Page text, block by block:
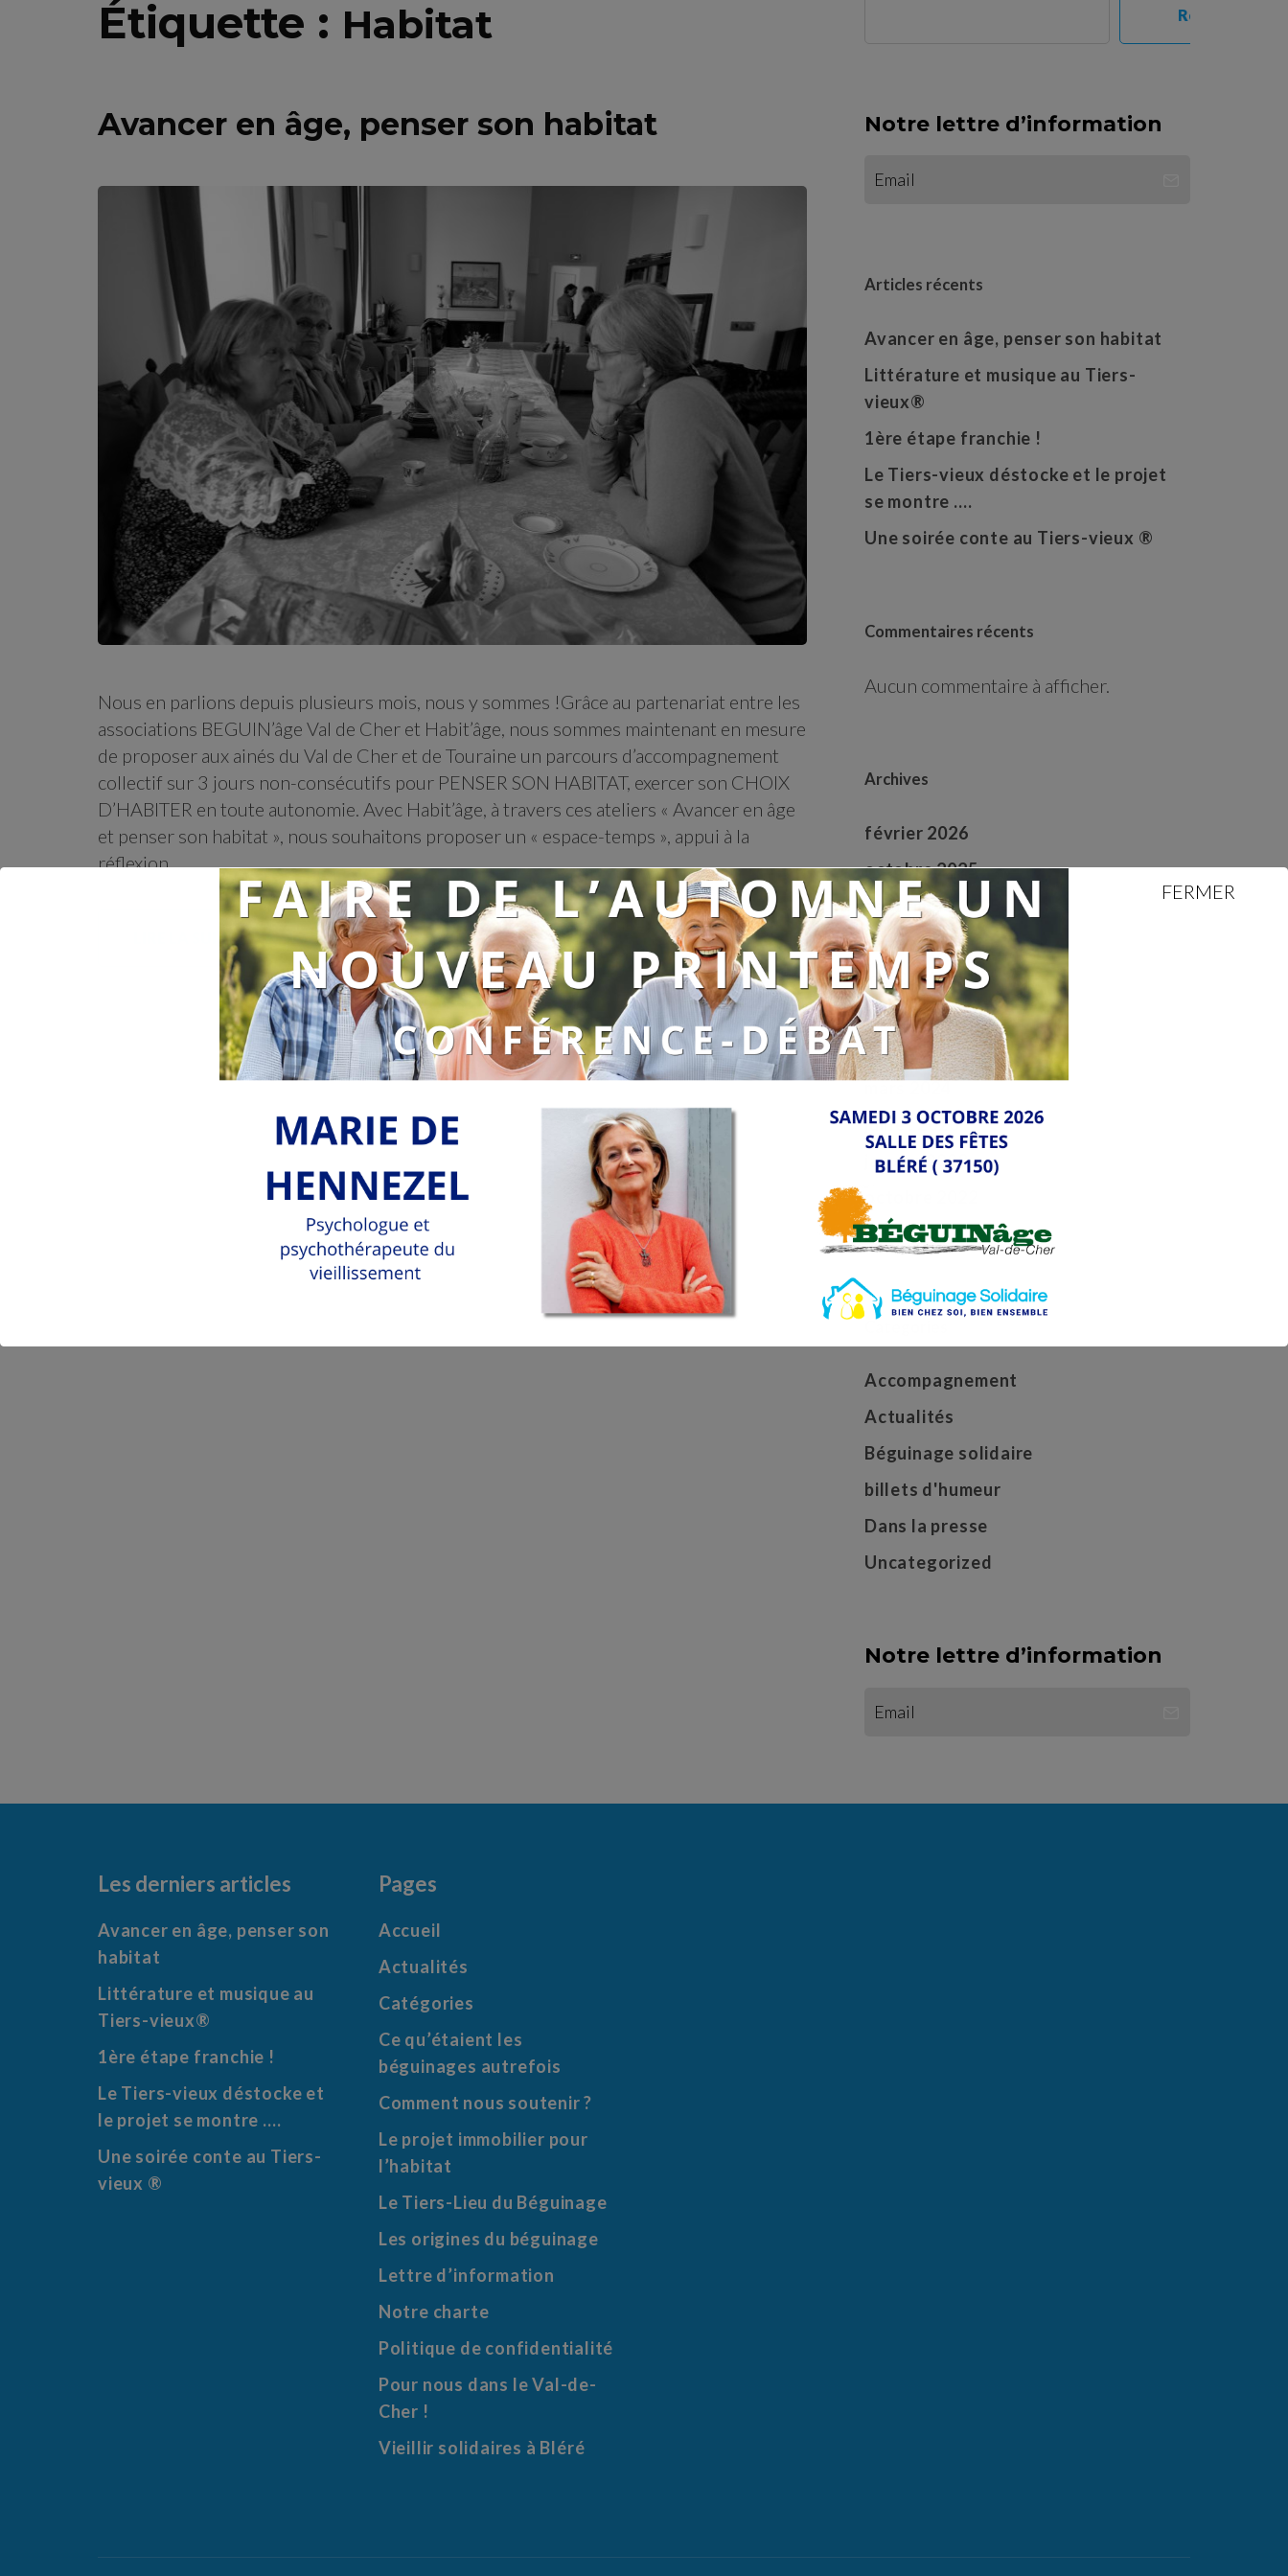
Étiquette : Habitat
Avancer en âge, penser son habitat
Nous en parlions depuis plusieurs mois, nous y sommes !Grâce au partenariat entre les
associations BEGUIN’âge Val de Cher et Habit’âge, nous sommes maintenant en mesure
de proposer aux ainés du Val de Cher et de Touraine un parcours d’accompagnement
collectif sur 3 jours non-consécutifs pour PENSER SON HABITAT, exercer son CHOIX
D’HABITER en toute autonomie. Avec Habit’âge, à travers ces ateliers « Avancer en âge
et penser son habitat », nous souhaitons proposer un « espace-temps », appui à la
réflexion …
LIRE LA SUITE
Rechercher
Notre lettre d’information
Articles récents
Avancer en âge, penser son habitat
Littérature et musique au Tiers-
vieux®
1ère étape franchie !
Le Tiers-vieux déstocke et le projet
se montre ….
Une soirée conte au Tiers-vieux ®
Commentaires récents
Aucun commentaire à afficher.
Archives
février 2026
octobre 2025
septembre 2025
juillet 2025
mai 2025
février 2025
avril 2024
mars 2024
juillet 2023
janvier 2023
octobre 2022
juillet 2022
Accompagnement
Actualités
Béguinage solidaire
billets d'humeur
Dans la presse
Uncategorized
Notre lettre d’information
Les derniers articles
Avancer en âge, penser son
habitat
Littérature et musique au
Tiers-vieux®
1ère étape franchie !
Le Tiers-vieux déstocke et
le projet se montre ….
Une soirée conte au Tiers-
vieux ®
Pages
Accueil
Actualités
Catégories
Ce qu’étaient les
béguinages autrefois
Comment nous soutenir ?
Le projet immobilier pour
l’habitat
Le Tiers-Lieu du Béguinage
Les origines du béguinage
Lettre d’information
Notre charte
Politique de confidentialité
Pour nous dans le Val-de-
Cher !
Vieillir solidaires à Bléré
FERMER